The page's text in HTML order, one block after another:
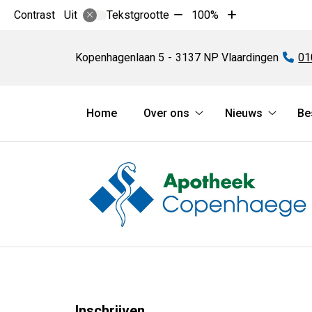
Contrast Uit Tekstgrootte Tekst
10%
100%
Tekst
10%
CopenhaegeKopenhagenlaan 5 3137 NP Vlaardingen
Hoofdmenu
Home
Over ons
ons
Nieuws